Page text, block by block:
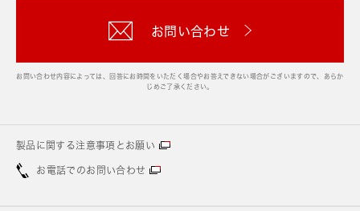
お問い合わせ
お問い合わせ内容によっては、回答にお時間をいただく場合やお答えできない場合がございますので、あらか
じめご了承ください。
製品に関する注意事項とお願い
お電話でのお問い合わせ